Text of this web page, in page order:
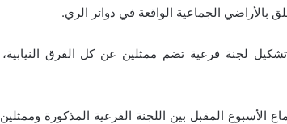
لجنة فرعية تضم ممثلين عن كل الفرق
الأسبوع المقبل بين اللجنة الفرعية المذكورة